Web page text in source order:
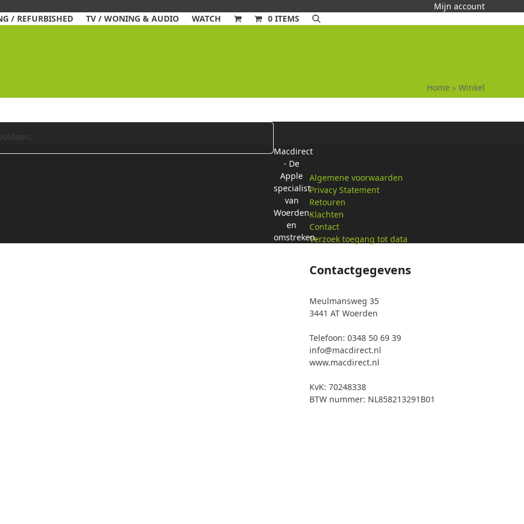
Mijn account
/ REFURBISHED TV / WONING & AUDIO WATCH 0 ITEMS
Home » Winkel
Klantenservice
Algemene voorwaarden
Privacy Statement
Retouren
Klachten
Contact
Verzoek toegang tot data
Contactgegevens
Meulmansweg 35
3441 AT Woerden
Telefoon: 0348 50 69 39
info@macdirect.nl
www.macdirect.nl
KvK: 70248338
BTW nummer: NL858213291B01
Macdirect
- De
Apple
specialist
van
Woerden
en
omstreken.